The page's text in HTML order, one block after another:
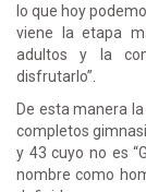
lo que hoy
viene la etapa
adultos y la
disfrutarlo”.
De esta manera
completos
y 43 cuyo no es
nombre como